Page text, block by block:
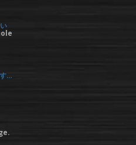
…